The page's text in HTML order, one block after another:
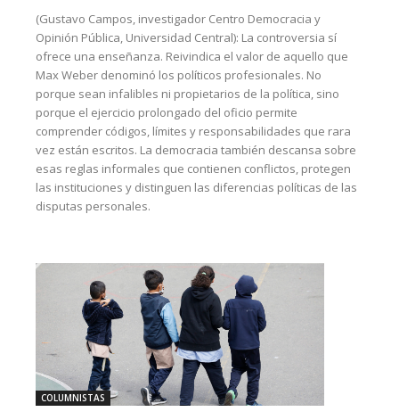
(Gustavo Campos, investigador Centro Democracia y
Opinión Pública, Universidad Central): La controversia sí
ofrece una enseñanza. Reivindica el valor de aquello que
Max Weber denominó los políticos profesionales. No
porque sean infalibles ni propietarios de la política, sino
porque el ejercicio prolongado del oficio permite
comprender códigos, límites y responsabilidades que rara
vez están escritos. La democracia también descansa sobre
esas reglas informales que contienen conflictos, protegen
las instituciones y distinguen las diferencias políticas de las
disputas personales.
COLUMNISTAS